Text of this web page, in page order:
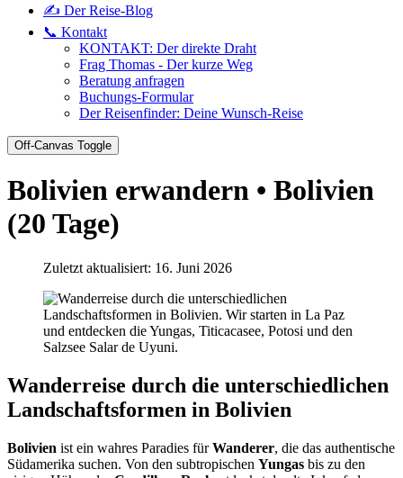
✍️ Der Reise-Blog
📞 Kontakt
KONTAKT: Der direkte Draht
Frag Thomas - Der kurze Weg
Beratung anfragen
Buchungs-Formular
Der Reisenfinder: Deine Wunsch-Reise
Off-Canvas Toggle
Bolivien erwandern • Bolivien
(20 Tage)
Zuletzt aktualisiert: 16. Juni 2026
Wanderreise durch die unterschiedlichen
Landschaftsformen in Bolivien
Bolivien ist ein wahres Paradies fürWanderer, die das authentische
Südamerika suchen. Von den subtropischen Yungas bis zu den